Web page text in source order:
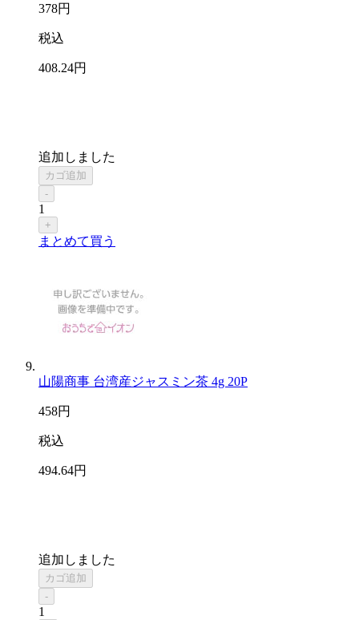
378円
税込
408.24円
追加しました
カゴ追加
-
1
+
まとめて買う
山陽商事 台湾産ジャスミン茶 4g 20P
458円
税込
494.64円
追加しました
カゴ追加
-
1